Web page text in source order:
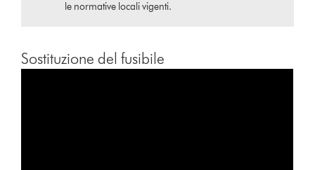
le normative locali vigenti.
Sostituzione del fusibile